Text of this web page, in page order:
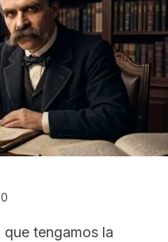
que tengamos la